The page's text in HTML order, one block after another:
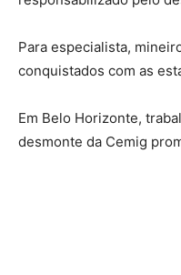
Para especialista,
conquistados com as
Em Belo Horizonte,
desmonte da Cemig